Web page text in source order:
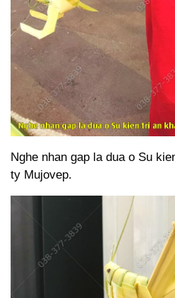
Nghe nhan gap la dua o Su
ty Mujovep.